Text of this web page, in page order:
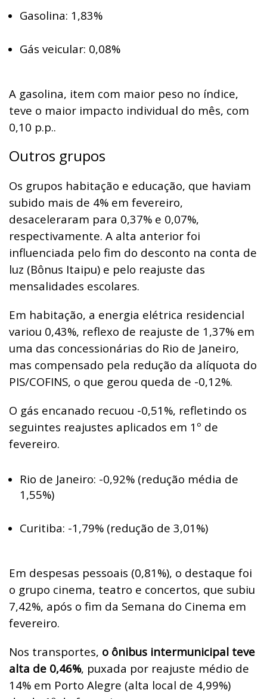
Gasolina: 1,83%
Gás veicular: 0,08%
A gasolina, item com maior peso no índice,
teve o maior impacto individual do mês, com
0,10 p.p..
Outros grupos
Os grupos habitação e educação, que haviam
subido mais de 4% em fevereiro,
desaceleraram para 0,37% e 0,07%,
respectivamente. A alta anterior foi
influenciada pelo fim do desconto na conta de
luz (Bônus Itaipu) e pelo reajuste das
mensalidades escolares.
Em habitação, a energia elétrica residencial
variou 0,43%, reflexo de reajuste de 1,37% em
uma das concessionárias do Rio de Janeiro,
mas compensado pela redução da alíquota do
PIS/COFINS, o que gerou queda de -0,12%.
O gás encanado recuou -0,51%, refletindo os
seguintes reajustes aplicados em 1º de
fevereiro.
Rio de Janeiro: -0,92% (redução média de
1,55%)
Curitiba: -1,79% (redução de 3,01%)
Em despesas pessoais (0,81%), o destaque foi
o grupo cinema, teatro e concertos, que subiu
7,42%, após o fim da Semana do Cinema em
fevereiro.
Nos transportes, o ônibus intermunicipal teve
alta de 0,46%, puxada por reajuste médio de
14% em Porto Alegre (alta local de 4,99%)